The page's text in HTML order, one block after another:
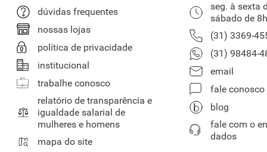
dúvidas frequentes
nossas lojas
política de privacidade
institucional
trabalhe conosco
relatório de transparência e
igualdade salarial de
mulheres e homens
mapa do site
seg. à sexta
sábado de
(31) 3369-
(31) 98484-
email
fale conosco
blog
fale com o
dados